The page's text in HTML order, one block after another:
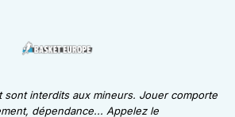
sont interdits aux mineurs. Jouer comporte
dépendance... Appelez le